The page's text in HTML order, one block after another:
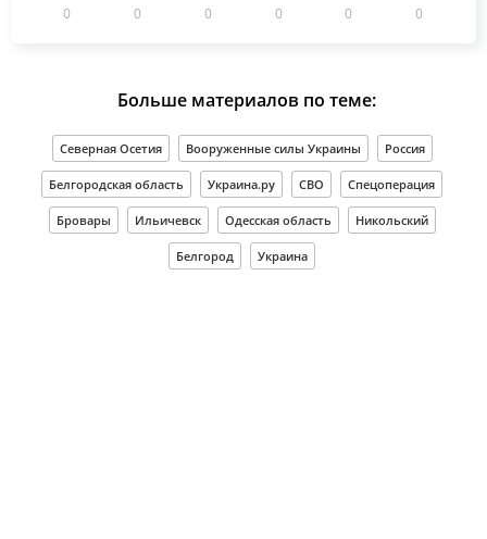
0 0 0 0 0 0
Больше материалов по теме:
Северная Осетия Вооруженные силы Украины Россия
Белгородская область Украина.ру СВО Спецоперация
Бровары Ильичевск Одесская область Никольский
Белгород Украина